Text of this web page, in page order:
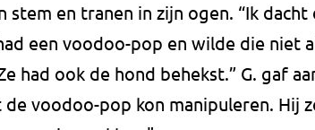
stem en tranen in zijn ogen. “Ik
een voodoo-pop en wilde die niet
had ook de hond behekst.” G. gaf
de voodoo-pop kon manipuleren. Hij